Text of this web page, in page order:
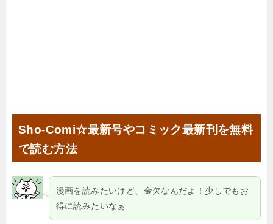
Sho-Comi☆最新号やコミック最新刊を無料
で読む方法
漫画を読みたいけど、金欠なんだよ！少しでもお
得に読みたいなぁ